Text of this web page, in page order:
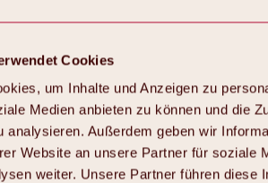
Cookies
um Inhalte und Anzeigen zu
Medien anbieten zu können und die
analysieren. Außerdem geben wir
Website an unsere Partner für soziale
weiter. Unsere Partner führen diese